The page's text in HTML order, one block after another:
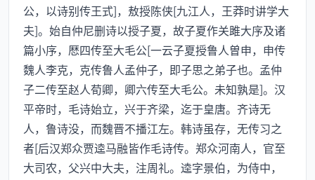
公，以诗别传王式]，敖授陈侠[九江人，王莽时讲学大
夫]。始自仲尼删诗以授子夏，故子夏作关雎大序及诸
篇小序，厯四传至大毛公[一云子夏授鲁人曽申，申传
魏人李克，克传鲁人孟仲子，即子思之弟子也。孟仲
子二传至赵人荀卿，卿六传至大毛公。未知孰是]。汉
平帝时，毛诗始立，兴于齐梁，迄于皇唐。齐诗无
人，鲁诗没，而魏晋不播江左。韩诗虽存，无传习之
者[后汉郑众贾逵马融皆作毛诗传。郑众河南人，官至
大司农，父兴中大夫，注周礼。逵字景伯，为侍中，